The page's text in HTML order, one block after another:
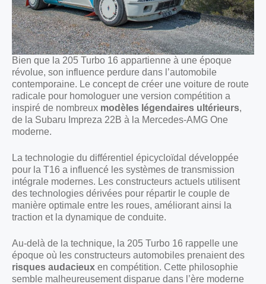
Bien que la 205 Turbo 16 appartienne à une époque
révolue, son influence perdure dans l’automobile
contemporaine. Le concept de créer une voiture de route
radicale pour homologuer une version compétition a
inspiré de nombreux modèles légendaires ultérieurs,
de la Subaru Impreza 22B à la Mercedes-AMG One
moderne.
La technologie du différentiel épicycloïdal développée
pour la T16 a influencé les systèmes de transmission
intégrale modernes. Les constructeurs actuels utilisent
des technologies dérivées pour répartir le couple de
manière optimale entre les roues, améliorant ainsi la
traction et la dynamique de conduite.
Au-delà de la technique, la 205 Turbo 16 rappelle une
époque où les constructeurs automobiles prenaient des
risques audacieux en compétition. Cette philosophie
semble malheureusement disparue dans l’ère moderne